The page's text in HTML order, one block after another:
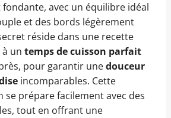
avec un équilibre idéal
et des bords légèrement
réside dans une recette
un temps de cuisson parfait
pour garantir unedouceur
incomparables. Cette
se prépare facilement avec des
tout en offrant une